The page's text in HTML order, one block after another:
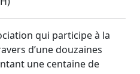
qui participe à la
d’une douzaines
une centaine de